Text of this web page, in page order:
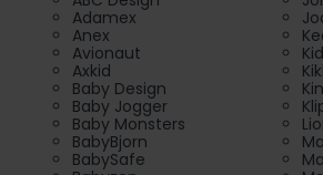
Adamex
Anex
Avionaut
Axkid
Baby Design
Baby Jogger
Baby Monsters
BabyBjorn
BabySafe